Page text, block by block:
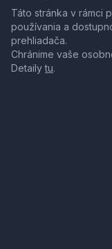
Táto stránka v rámci
používania a
prehliadača.
Chránime vaše
Detailytu.